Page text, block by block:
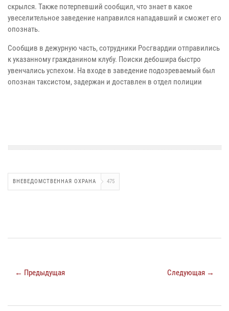
скрылся. Также потерпевший сообщил, что знает в какое
увеселительное заведение направился нападавший и сможет его
опознать.
Сообщив в дежурную часть, сотрудники Росгвардии отправились
к указанному гражданином клубу. Поиски дебошира быстро
увенчались успехом. На входе в заведение подозреваемый был
опознан таксистом, задержан и доставлен в отдел полиции
ВНЕВЕДОМСТВЕННАЯ ОХРАНА 475
← Предыдущая Следующая →